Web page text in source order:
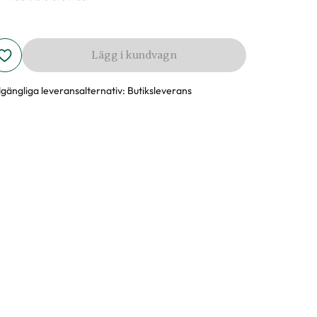
Lägg i kundvagn
leveransalternativ: Butiksleverans